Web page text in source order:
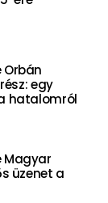
Orbán
egy
hatalomról
Magyar
üzenet a